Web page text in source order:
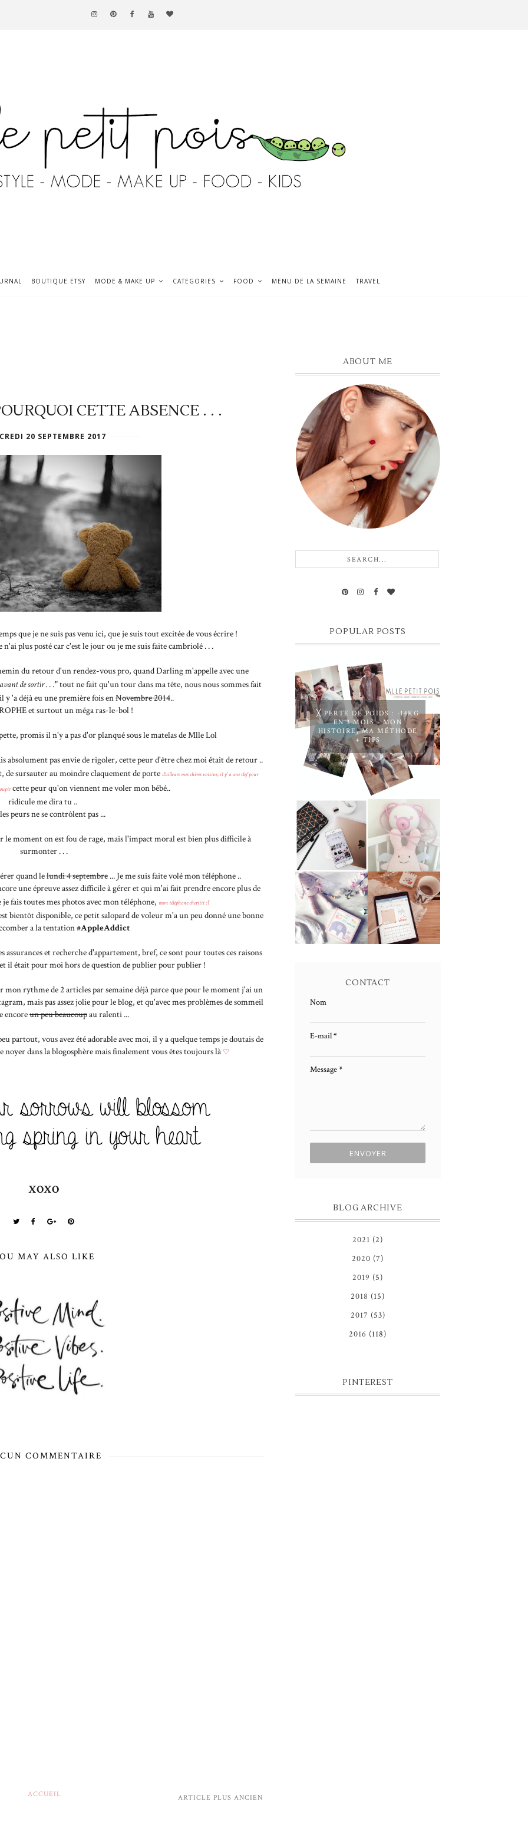
BOUTIQUE ETSY MODE & MAKE UP CATEGORIES FOOD MENU DE LA SEMAINE TRAVEL
CETTE ABSENCE . . .
20 SEPTEMBRE 2017
que je ne suis pas venu ici, que je suis tout excitée de vous écrire !
n'ai plus posté car c'est le jour ou je me suis faite cambriolé . . .
du retour d'un rendez-vous pro, quand Darling m'appelle avec une
de sortir . . ." tout ne fait qu'un tour dans ma tête, nous nous sommes fait
y 'a déjà eu une première fois enNovembre 2014..
et surtout un méga ras-le-bol !
promis il n'y a pas d'or planqué sous le matelas de Mlle Lol
pas envie de rigoler, cette peur d'être chez moi était de retour ..
sursauter au moindre claquement de porte d'ailleurs mes chères voisins, il y' a une clef pour
cette peur qu'on viennent me voler mon bébé..
ridicule me dira tu ..
peurs ne se contrôlent pas ...
moment on est fou de rage, mais l'impact moral est bien plus difficile à
surmonter . . .
quand lelundi 4 septembre... Je me suis faite volé mon téléphone ..
une épreuve assez difficile à gérer et qui m'ai fait prendre encore plus de
fais toutes mes photos avec mon téléphone, mon téléphone cheriiii :'(
bientôt disponible, ce petit salopard de voleur m'a un peu donné une bonne
a la tentation#AppleAddict
assurances et recherche d'appartement, bref, ce sont pour toutes ces raisons
il était pour moi hors de question de publier pour publier !
rythme de 2 articles par semaine déjà parce que pour le moment j'ai un
mais pas assez jolie pour le blog, et qu'avec mes problèmes de sommeil
encoreun peu beaucoupau ralenti ...
partout, vous avez été adorable avec moi, il y a quelque temps je doutais de
dans la blogosphère mais finalement vous êtes toujours là ♡
XOXO
MAY ALSO LIKE
COMMENTAIRE
ARTICLE PLUS ANCIEN
ACCUEIL
ABOUT ME
POPULAR POSTS
╳ PERTE DE POIDS : -14KG
EN 3 MOIS - MON
HISTOIRE, MA MÉTHODE
+ TIPS
╳ COMMENT
AVOIR UN
JOLI FEED
INSTAGRAM
NOSIBOO :
L'ASPIRATEUR
NASAL
UPDATE
SOMMEIL DE
BÉBÉ :
COMMENT
S'ENDORT
MLLE À
BIENTÔT 1 AN
╳ FREEBIE -
BULLET
JOURNAL
DIGITAL 2021
(EXTRAIT)
CONTACT
Nom
E-mail*
Message*
BLOG ARCHIVE
2021 (2)
2020 (7)
2019 (5)
2018 (15)
2017 (53)
2016 (118)
PINTEREST